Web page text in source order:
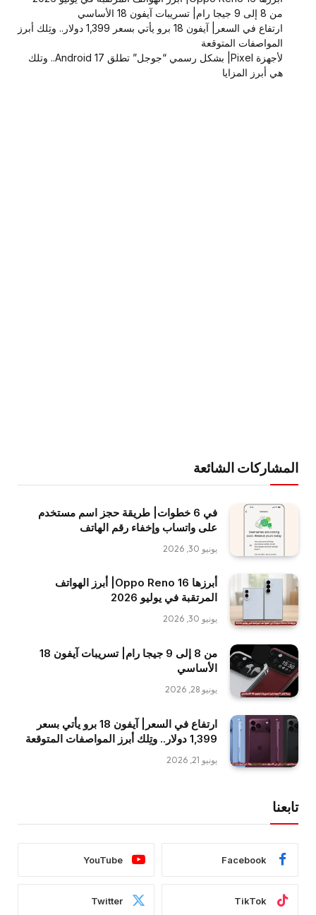
من 8 إلى 9 جيجا رام| تسريبات آيفون 18 الأساسي
ارتفاع في السعر| آيفون 18 برو يأتي بسعر 1,399 دولار.. وتِلك أبرز
المواصفات المتوقعة
لأجهزة Pixel| بشكل رسمي “جوجل” تطلق Android 17.. وتلك
هي أبرز المزايا
المشاركات الشائعة
في 6 خطوات| طريقة حجز اسم مستخدم
على واتساب وإخفاء رقم الهاتف
يونيو 30, 2026
أبرزها Oppo Reno 16| أبرز الهواتف
المرتقبة في يوليو 2026
يونيو 30, 2026
من 8 إلى 9 جيجا رام| تسريبات آيفون 18
الأساسي
يونيو 28, 2026
ارتفاع في السعر| آيفون 18 برو يأتي بسعر
1,399 دولار.. وتِلك أبرز المواصفات المتوقعة
يونيو 21, 2026
تابعنا
Facebook
YouTube
TikTok
Twitter